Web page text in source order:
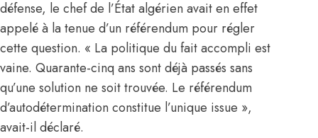
défense, le chef de l’État algérien avait en effet
appelé à la tenue d’un référendum pour régler
cette question. « La politique du fait accompli est
vaine. Quarante-cinq ans sont déjà passés sans
qu’une solution ne soit trouvée. Le référendum
d’autodétermination constitue l’unique issue »,
avait-il déclaré.